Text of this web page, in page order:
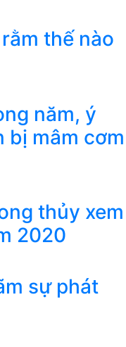
thế nào
năm, ý
bị mâm cơm
thủy xem
2020
sự phát